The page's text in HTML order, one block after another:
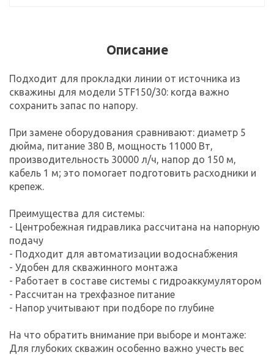
Описание
Подходит для прокладки линии от источника из
скважины для модели 5TF150/30: когда важно
сохранить запас по напору.
При замене оборудования сравнивают: диаметр 5
дюйма, питание 380 В, мощность 11000 Вт,
производительность 30000 л/ч, напор до 150 м,
кабель 1 м; это помогает подготовить расходники и
крепеж.
Преимущества для системы:
- Центробежная гидравлика рассчитана на напорную
подачу
- Подходит для автоматизации водоснабжения
- Удобен для скважинного монтажа
- Работает в составе системы с гидроаккумулятором
- Рассчитан на трехфазное питание
- Напор учитывают при подборе по глубине
На что обратить внимание при выборе и монтаже:
Для глубоких скважин особенно важно учесть вес